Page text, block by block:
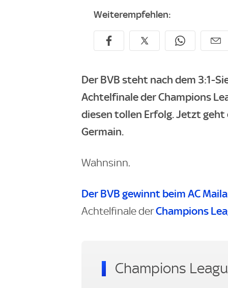
Weiterempfehlen:
Der BVB steht nach dem 3:1-
Achtelfinale der Champions
diesen tollen Erfolg. Jetzt geht
Germain.
Wahnsinn.
Der BVB gewinnt beim AC
Achtelfinale derChampions
Champions